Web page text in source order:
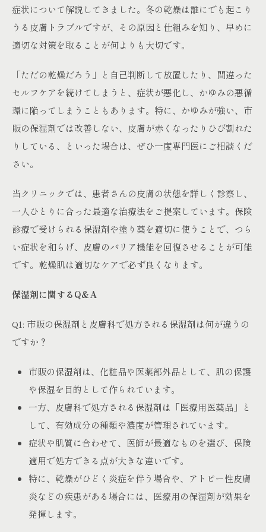
症状について解説してきました。冬の乾燥は誰にでも起こり
うる皮膚トラブルですが、その原因と仕組みを知り、早めに
適切な対策を取ることが何よりも大切です。
「ただの乾燥だろう」と自己判断して放置したり、間違った
セルフケアを続けてしまうと、症状が悪化し、かゆみの悪循
環に陥ってしまうこともあります。特に、かゆみが強い、市
販の保湿剤では改善しない、皮膚が赤くなったりひび割れた
りしている、といった場合は、ぜひ一度専門医にご相談くだ
さい。
当クリニックでは、患者さんの皮膚の状態を詳しく診察し、
一人ひとりに合った最適な治療法をご提案しています。保険
診療で受けられる保湿剤や塗り薬を適切に使うことで、つら
い症状を和らげ、皮膚のバリア機能を回復させることが可能
です。乾燥肌は適切なケアで必ず良くなります。
保湿剤に関するQ&A
Q1: 市販の保湿剤と皮膚科で処方される保湿剤は何が違うの
ですか？
市販の保湿剤は、化粧品や医薬部外品として、肌の保護
や保湿を目的として作られています。
一方、皮膚科で処方される保湿剤は「医療用医薬品」と
して、有効成分の種類や濃度が管理されています。
症状や肌質に合わせて、医師が最適なものを選び、保険
適用で処方できる点が大きな違いです。
特に、乾燥がひどく炎症を伴う場合や、アトピー性皮膚
炎などの疾患がある場合には、医療用の保湿剤が効果を
発揮します。